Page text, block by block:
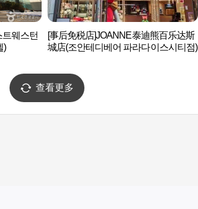
웨스턴
)
[事后免税店]JOANNE泰迪熊百乐达斯
城店(조안테디베어 파라다이스시티점)
查看更多